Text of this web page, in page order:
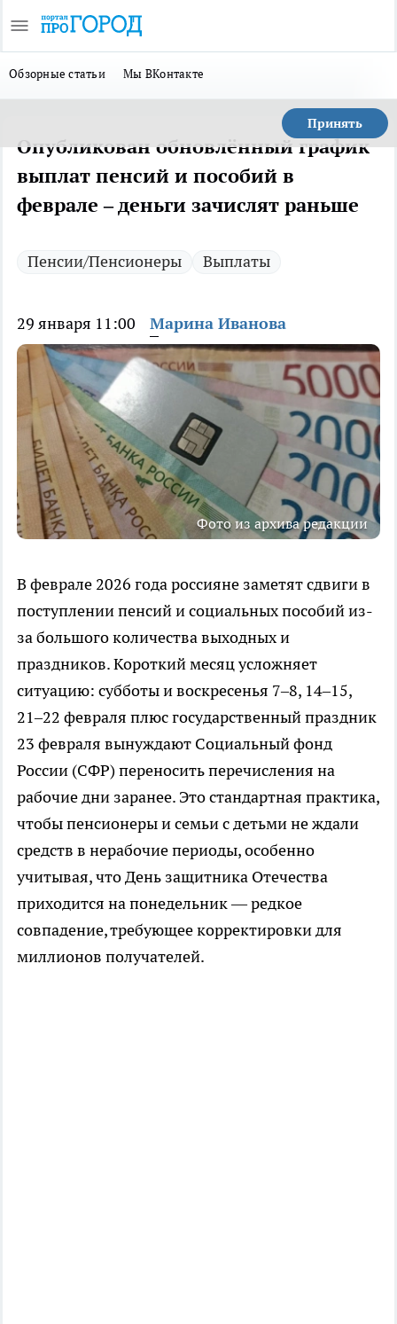
Обзорные статьи Мы ВКонтакте
Принять
Опубликован обновлённый график
выплат пенсий и пособий в
феврале – деньги зачислят раньше
Пенсии/Пенсионеры Выплаты
29 января 11:00 Марина Иванова
Фото из архива редакции
В феврале 2026 года россияне заметят сдвиги в
поступлении пенсий и социальных пособий из-
за большого количества выходных и
праздников. Короткий месяц усложняет
ситуацию: субботы и воскресенья 7–8, 14–15,
21–22 февраля плюс государственный праздник
23 февраля вынуждают Социальный фонд
России (СФР) переносить перечисления на
рабочие дни заранее. Это стандартная практика,
чтобы пенсионеры и семьи с детьми не ждали
средств в нерабочие периоды, особенно
учитывая, что День защитника Отечества
приходится на понедельник — редкое
совпадение, требующее корректировки для
миллионов получателей.